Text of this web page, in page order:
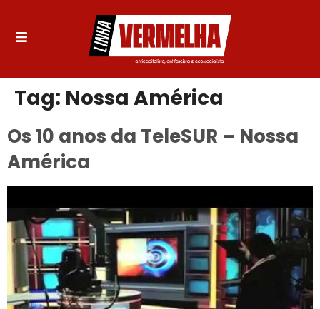
Tag: Nossa América
Os 10 anos da TeleSUR – Nossa
América